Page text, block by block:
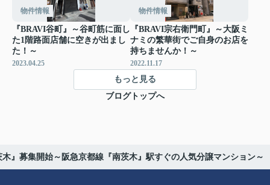
物件情報
『BRAVI谷町』～谷町筋に面し
た1階路面店舗に空きが出まし
た！～
2023.04.25
物件情報
『BRAVI宗右衛門町』～大阪ミ
ナミの繁華街でご自身のお店を
持ちませんか！～
2022.11.17
もっと見る
ブログトップへ
』募集開始～阪急京都線『南茨木』駅すぐの人気分譲マンション～